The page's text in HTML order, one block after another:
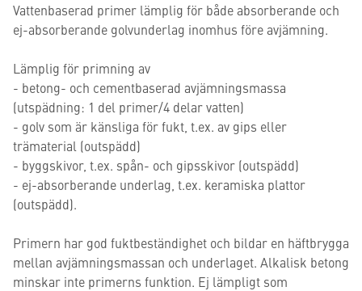
Vattenbaserad primer lämplig för både absorberande och
ej-absorberande golvunderlag inomhus före avjämning.
Lämplig för primning av
- betong- och cementbaserad avjämningsmassa
(utspädning: 1 del primer/4 delar vatten)
- golv som är känsliga för fukt, t.ex. av gips eller
trämaterial (outspädd)
- byggskivor, t.ex. spån- och gipsskivor (outspädd)
- ej-absorberande underlag, t.ex. keramiska plattor
(outspädd).
Primern har god fuktbeständighet och bildar en häftbrygga
mellan avjämningsmassan och underlaget. Alkalisk betong
minskar inte primerns funktion. Ej lämpligt som